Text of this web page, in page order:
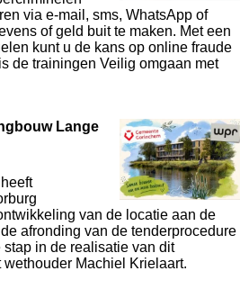
via e-mail, sms, WhatsApp of
of geld buit te maken. Met een
kunt u de kans op online fraude
de trainingen Veilig omgaan met
Lange
van de locatie aan de
afronding van de tenderprocedure
in de realisatie van dit
Machiel Krielaart.